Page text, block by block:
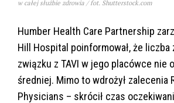
w całej służbie zdrowia / fot. Shutterstock.com
Humber Health Care Partnership
Hill Hospital poinformował, że liczba
związku z TAVI w jego placówce nie
średniej. Mimo to wdrożył zalecenia
Physicians – skrócił czas